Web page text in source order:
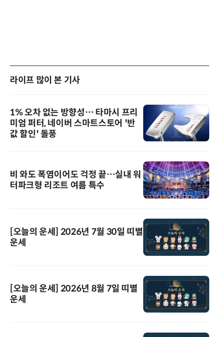
라이프 많이 본 기사
1% 오차 없는 방향성… 타마시 프리
미엄 퍼터, 네이버 스마트스토어 '반
값 할인' 돌풍
비 와도 폭염이어도 걱정 끝…실내 워
터파크형 리조트 여름 특수
[오늘의 운세] 2026년 7월 30일 띠별
운세
[오늘의 운세] 2026년 8월 7일 띠별
운세